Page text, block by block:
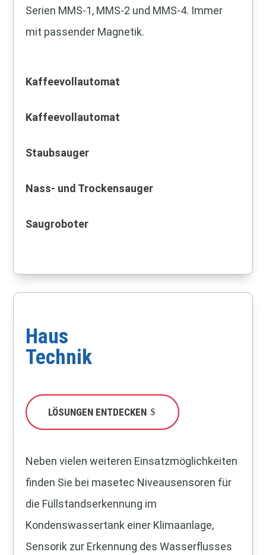
Serien MMS-1, MMS-2 und MMS-4. Immer
mit passender Magnetik.
Kaffeevollautomat
Kaffeevollautomat
Staubsauger
Nass- und Trockensauger
Saugroboter
Haus
Technik
LÖSUNGEN ENTDECKEN
Neben vielen weiteren Einsatzmöglichkeiten
finden Sie bei masetec Niveausensoren für
die Füllstandserkennung im
Kondenswassertank einer Klimaanlage,
Sensorik zur Erkennung des Wasserflusses